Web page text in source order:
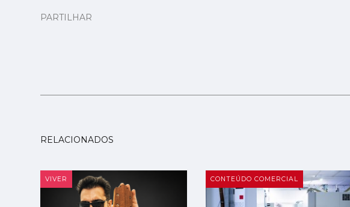
PARTILHAR
RELACIONADOS
VIVER CONTEÚDO COMERCIAL